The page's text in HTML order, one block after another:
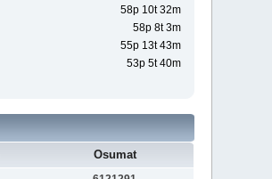
58p 10t 32m
58p 8t 3m
55p 13t 43m
53p 5t 40m
Osumat